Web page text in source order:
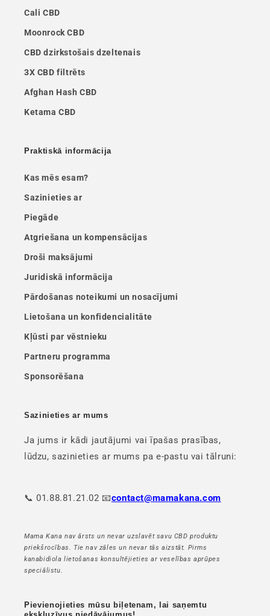
Cali CBD
Moonrock CBD
CBD dzirkstošais dzeltenais
3X CBD filtrēts
Afghan Hash CBD
Ketama CBD
Praktiskā informācija
Kas mēs esam?
Sazinieties ar
Piegāde
Atgriešana un kompensācijas
Droši maksājumi
Juridiskā informācija
Pārdošanas noteikumi un nosacījumi
Lietošana un konfidencialitāte
Kļūsti par vēstnieku
Partneru programma
Sponsorēšana
Sazinieties ar mums
Ja jums ir kādi jautājumi vai īpašas prasības,
lūdzu, sazinieties ar mums pa e-pastu vai tālruni:
📞 01.88.81.21.02 📧contact@mamakana.com
Mama Kana nav ārsts un nevar uzslavēt savu CBD produktu
priekšrocības. Tie nav zāles un nevar tās aizstāt. Pirms
kanabidiola lietošanas konsultējieties ar veselības aprūpes
speciālistu.
Pievienojieties mūsu biļetenam, lai saņemtu